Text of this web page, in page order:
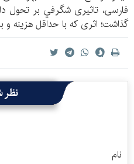
فارسی، تاثیری شگرفي بر تحول
گذاشت؛ اثری که با حداقل هزینه و
نظر
نام